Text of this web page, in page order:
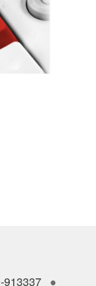
913337●